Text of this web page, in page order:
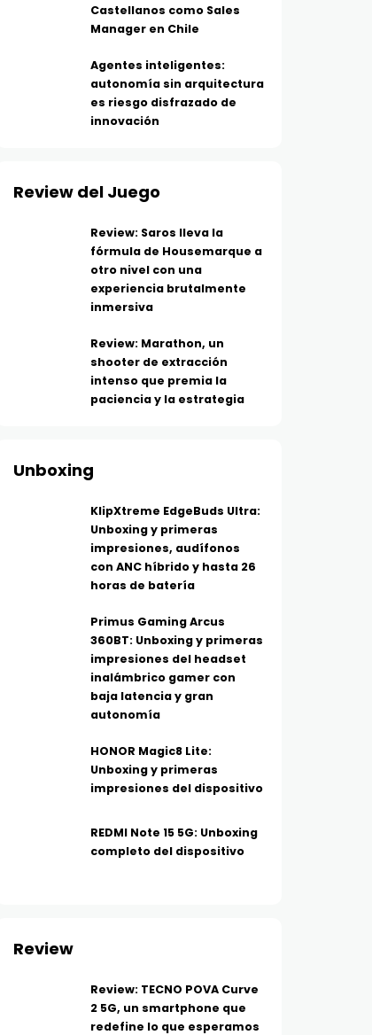
Castellanos como Sales
Manager en Chile
Agentes inteligentes:
autonomía sin arquitectura
es riesgo disfrazado de
innovación
Review del Juego
Review: Saros lleva la
fórmula de Housemarque a
otro nivel con una
experiencia brutalmente
inmersiva
Review: Marathon, un
shooter de extracción
intenso que premia la
paciencia y la estrategia
Unboxing
KlipXtreme EdgeBuds Ultra:
Unboxing y primeras
impresiones, audífonos
con ANC híbrido y hasta 26
horas de batería
Primus Gaming Arcus
360BT: Unboxing y primeras
impresiones del headset
inalámbrico gamer con
baja latencia y gran
autonomía
HONOR Magic8 Lite:
Unboxing y primeras
impresiones del dispositivo
REDMI Note 15 5G: Unboxing
completo del dispositivo
Review
Review: TECNO POVA Curve
2 5G, un smartphone que
redefine lo que esperamos